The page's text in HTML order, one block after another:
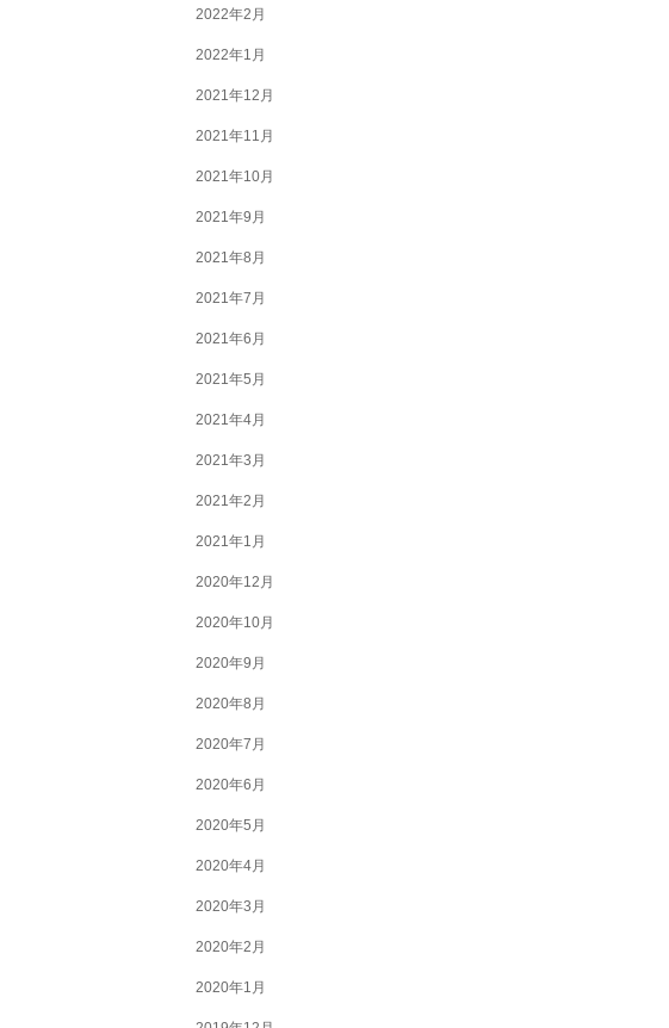
2022年2月
2022年1月
2021年12月
2021年11月
2021年10月
2021年9月
2021年8月
2021年7月
2021年6月
2021年5月
2021年4月
2021年3月
2021年2月
2021年1月
2020年12月
2020年10月
2020年9月
2020年8月
2020年7月
2020年6月
2020年5月
2020年4月
2020年3月
2020年2月
2020年1月